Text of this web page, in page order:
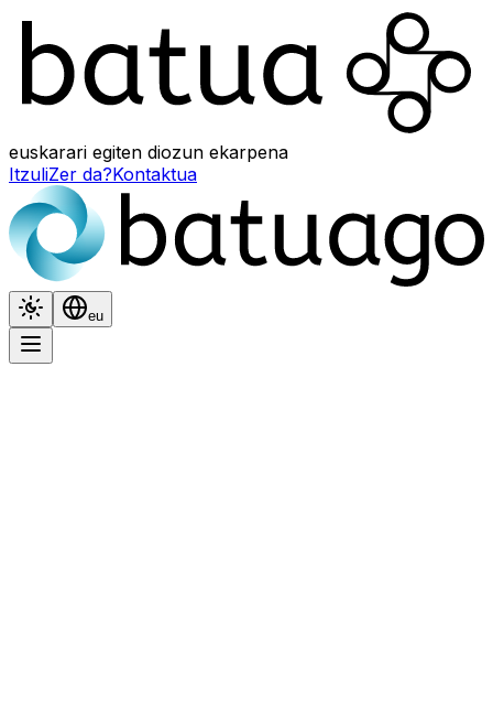
euskarari egiten diozun ekarpena
ItzuliZer da?Kontaktua
Itxura
Hizkuntza
eu